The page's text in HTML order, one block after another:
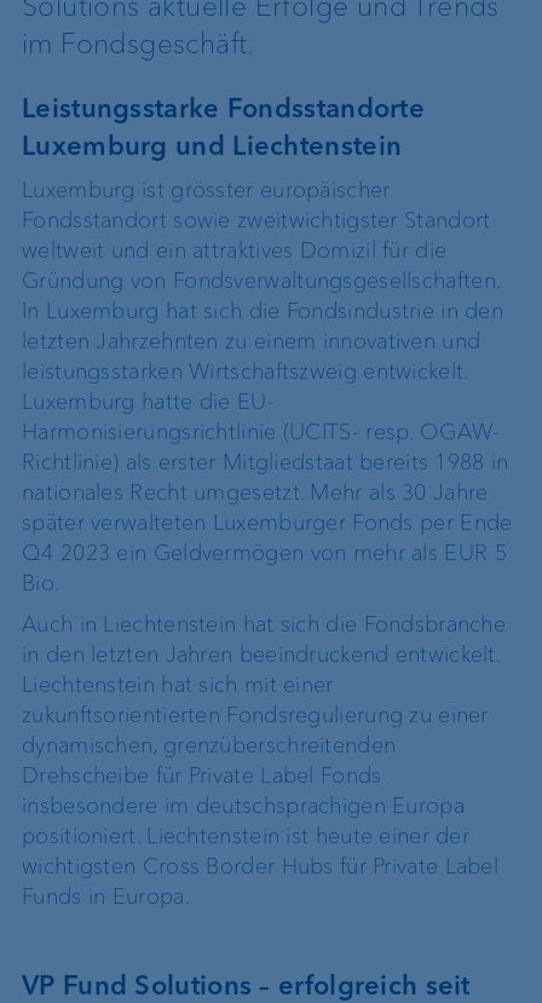
im Fondsgeschäft.
Leistungsstarke Fondsstandorte
Luxemburg und Liechtenstein
Luxemburg ist grösster europäischer
Fondsstandort sowie zweitwichtigster Standort
weltweit und ein attraktives Domizil für die
Gründung von Fondsverwaltungsgesellschaften.
In Luxemburg hat sich die Fondsindustrie in den
letzten Jahrzehnten zu einem innovativen und
leistungsstarken Wirtschaftszweig entwickelt.
Luxemburg hatte die EU-
Harmonisierungsrichtlinie (UCITS- resp. OGAW-
Richtlinie) als erster Mitgliedstaat bereits 1988 in
nationales Recht umgesetzt. Mehr als 30 Jahre
später verwalteten Luxemburger Fonds per Ende
Q4 2023 ein Geldvermögen von mehr als EUR 5
Bio.
Auch in Liechtenstein hat sich die Fondsbranche
in den letzten Jahren beeindruckend entwickelt.
Liechtenstein hat sich mit einer
zukunftsorientierten Fondsregulierung zu einer
dynamischen, grenzüberschreitenden
Drehscheibe für Private Label Fonds
insbesondere im deutschsprachigen Europa
positioniert. Liechtenstein ist heute einer der
wichtigsten Cross Border Hubs für Private Label
Funds in Europa.
VP Fund Solutions – erfolgreich seit